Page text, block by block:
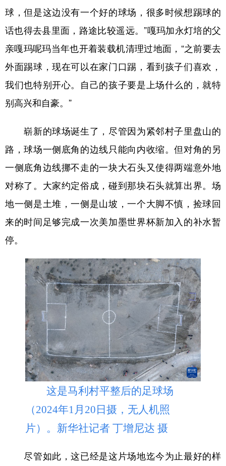
球，但是这边没有一个好的球场，很多时候想踢球的
话也得去县里面，路途比较遥远。”嘎玛加永灯培的父
亲嘎玛呢玛当年也开着装载机清理过地面，“之前要去
外面踢球，现在可以在家门口踢，看到孩子们喜欢，
我们也特别开心。自己的孩子要是上场什么的，就特
别高兴和自豪。”
崭新的球场诞生了，尽管因为紧邻村子里盘山的
路，球场一侧底角的边线只能向内收缩。但对角的另
一侧底角边线挪不走的一块大石头又使得两端意外地
对称了。大家约定俗成，碰到那块石头就算出界。场
地一侧是土堆，一侧是山坡，一个大脚不慎，捡球回
来的时间足够完成一次美加墨世界杯新加入的补水暂
停。
这是马利村平整后的足球场
（2024年1月20日摄，无人机照
片）。新华社记者 丁增尼达 摄
尽管如此，这已经是这片场地迄今为止最好的样